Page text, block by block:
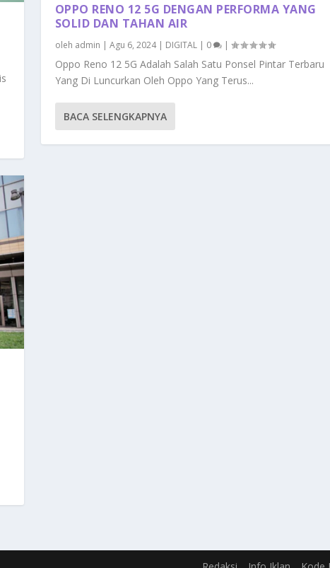
OPPO RENO 12 5G DENGAN PERFORMA YANG
SOLID DAN TAHAN AIR
oleh admin | Agu 6, 2024| DIGITAL| 0 |
Oppo Reno 12 5G Adalah Salah Satu Ponsel Pintar Terbaru
Yang Di Luncurkan Oleh Oppo Yang Terus...
BACA SELENGKAPNYA